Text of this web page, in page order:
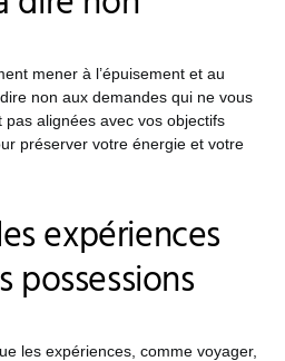
mener à l’épuisement et au
non aux demandes qui ne vous
alignées avec vos objectifs
préserver votre énergie et votre
expériences
les expériences, comme voyager,